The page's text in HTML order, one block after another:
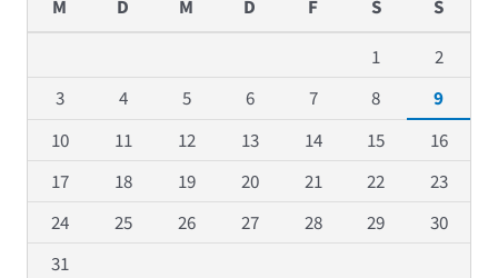
M D M D F S S
1
2
3
4 5 6 7 8
9
10
11 12 13 14 15
16
17
18 19 20 21 22
23
24
25 26 27 28 29
30
31